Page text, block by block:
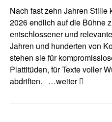
Nach fast zehn Jahren
2026 endlich auf die Bühne
entschlossener und
Jahren und hunderten von
stehen sie für
Plattitüden, für Texte voller
abdriften. …weiter